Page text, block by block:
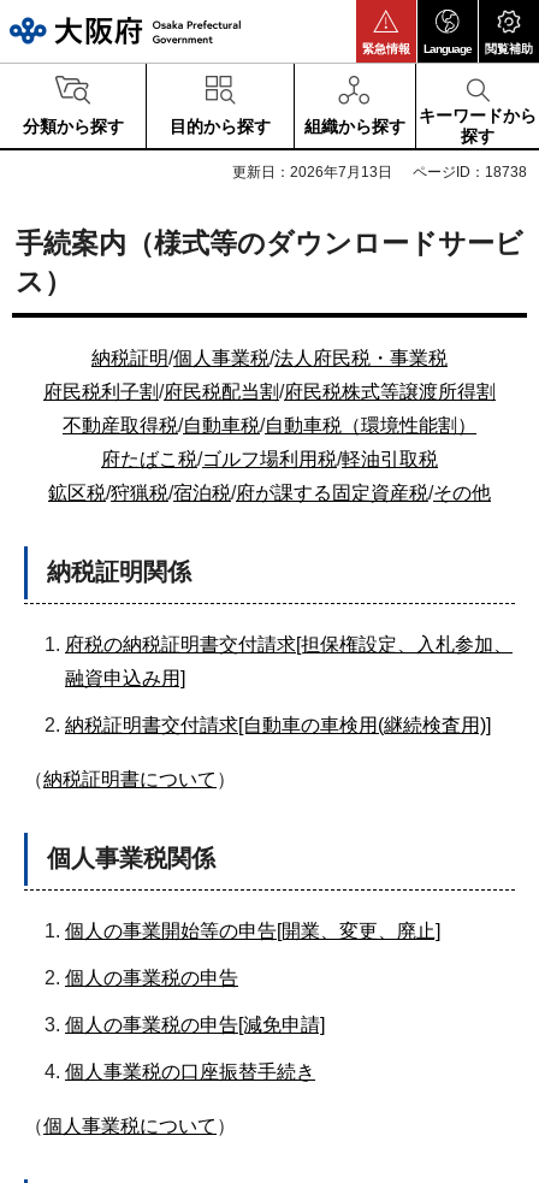
緊急情報 Language 閲覧補助
分類から探す 目的から探す 組織から探す
キーワードから
探す
更新日：2026年7月13日 ページID：18738
手続案内（様式等のダウンロードサービ
ス）
納税証明/個人事業税/法人府民税・事業税
府民税利子割/府民税配当割/府民税株式等譲渡所得割
不動産取得税/自動車税/自動車税（環境性能割）
府たばこ税/ゴルフ場利用税/軽油引取税
鉱区税/狩猟税/宿泊税/府が課する固定資産税/その他
納税証明関係
府税の納税証明書交付請求[担保権設定、入札参加、
融資申込み用]
納税証明書交付請求[自動車の車検用(継続検査用)]
（納税証明書について ）
個人事業税関係
個人の事業開始等の申告[開業、変更、廃止]
個人の事業税の申告
個人の事業税の申告[減免申請]
個人事業税の口座振替手続き
（個人事業税について ）